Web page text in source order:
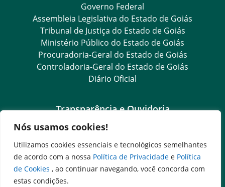
Nós usamos cookies!
Utilizamos cookies essenciais e tecnológicos semelhantes
de acordo com a nossa Política de Privacidade e Política
de Cookies , ao continuar navegando, você concorda com
estas condições.
Governo Federal
Assembleia Legislativa do Estado de Goiás
Tribunal de Justiça do Estado de Goiás
Ministério Público do Estado de Goiás
Procuradoria-Geral do Estado de Goiás
Controladoria-Geral do Estado de Goiás
Diário Oficial
Transparência e Ouvidoria
LGPD
Goiás Transparência
Dados Abertos Goiás
e-SIC
SIC – Serviço de Informação ao Cidadão